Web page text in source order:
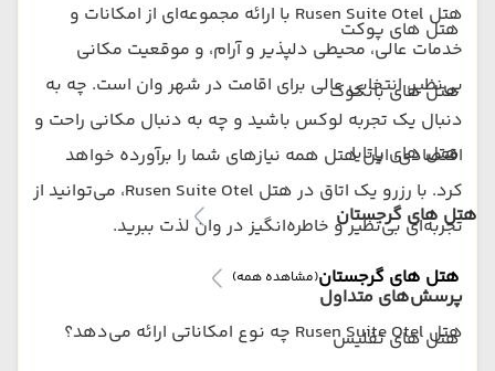
هتل های پوکت
هتل های بانکوک
هتل های پاتایا
هتل های گرجستان
هتل های گرجستان(مشاهده همه)
هتل های تفلیس
هتل Rusen Suite Otel با ارائه مجموعه‌ای از امکانات و
خدمات عالی، محیطی دلپذیر و آرام، و موقعیت مکانی
بی‌نظیر، انتخابی عالی برای اقامت در شهر وان است. چه به
دنبال یک تجربه لوکس باشید و چه به دنبال مکانی راحت و
اقتصادی، این هتل همه نیازهای شما را برآورده خواهد
کرد. با رزرو یک اتاق در هتل Rusen Suite Otel، می‌توانید از
تجربه‌ای بی‌نظیر و خاطره‌انگیز در وان لذت ببرید.
پرسش‌های متداول
هتل Rusen Suite Otel چه نوع امکاناتی ارائه می‌دهد؟